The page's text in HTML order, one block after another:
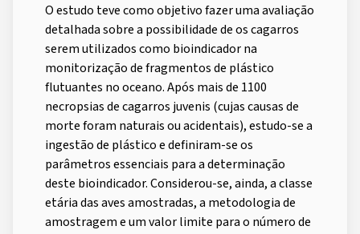
O estudo teve como objetivo fazer uma avaliação
detalhada sobre a possibilidade de os cagarros
serem utilizados como bioindicador na
monitorização de fragmentos de plástico
flutuantes no oceano. Após mais de 1100
necropsias de cagarros juvenis (cujas causas de
morte foram naturais ou acidentais), estudo-se a
ingestão de plástico e definiram-se os
parâmetros essenciais para a determinação
deste bioindicador. Considerou-se, ainda, a classe
etária das aves amostradas, a metodologia de
amostragem e um valor limite para o número de